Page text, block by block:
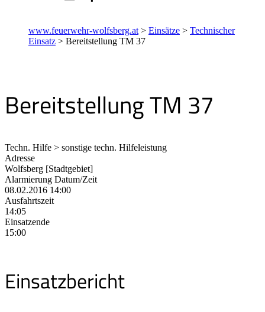
www.feuerwehr-wolfsberg.at > Einsätze > Technischer
Einsatz > Bereitstellung TM 37
Bereitstellung TM 37
Techn. Hilfe > sonstige techn. Hilfeleistung
Adresse
Wolfsberg [Stadtgebiet]
Alarmierung Datum/Zeit
08.02.2016 14:00
Ausfahrtszeit
14:05
Einsatzende
15:00
Einsatzbericht